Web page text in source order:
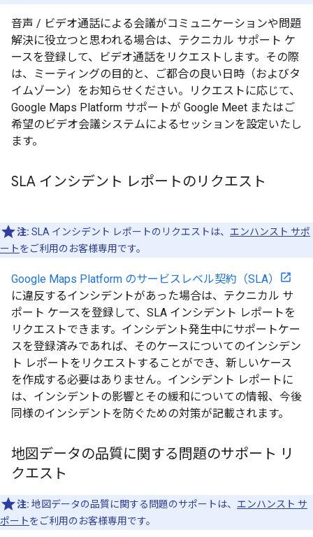
音声 / ビデオ通話による会議がコミュニケーションや問題
解決に役立つと思われる場合は、テクニカル サポート ケ
ースを登録して、ビデオ通話をリクエストします。その際
は、ミーティングの目的と、ご都合の良い日時（およびタ
イムゾーン）をお知らせください。リクエストに応じて、
Google Maps Platform サポートが Google Meet またはご
希望のビデオ会議システムによるセッションを設定いたし
ます。
SLA インシデント レポートのリクエスト
注: SLA インシデント レポートのリクエストは、 エンハンスト サポ
ートをご利用のお客様専用です。
Google Maps Platform のサービスレベル契約（SLA）
に違反するインシデントがあった場合は、テクニカル サ
ポート ケースを登録して、SLA インシデント レポートを
リクエストできます。インシデント発生中にサポートケー
スを登録済みであれば、そのケースについてのインシデン
ト レポートをリクエストすることができ、新しいケース
を作成する必要はありません。インシデント レポートに
は、インシデントの影響とその緩和についての情報、今後
同様のインシデントを防ぐための対策が記載されます。
地図データの品質に関する問題のサポート リ
クエスト
注: 地図データの品質に関する問題のサポートは、 エンハンスト サ
ポートをご利用のお客様専用です。